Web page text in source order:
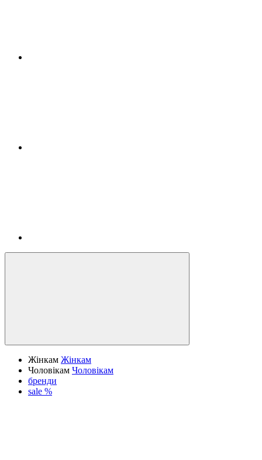
Жінкам Жінкам
Чоловікам Чоловікам
бренди
sale %